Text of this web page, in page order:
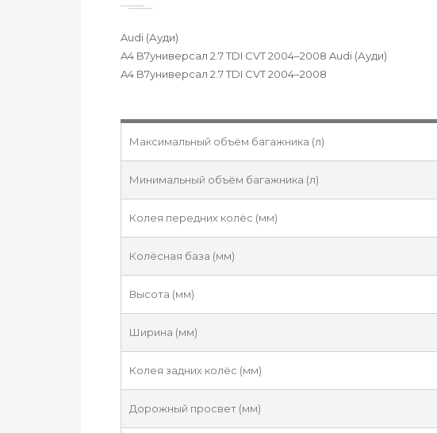
Audi (Ауди)
A4 B7универсал 2.7 TDI CVТ 2004–2008 Audi (Ауди)
A4 B7универсал 2.7 TDI CVТ 2004–2008
Максимальный объём багажника (л)
Минимальный объём багажника (л)
Колея передних колёс (мм)
Колёсная база (мм)
Высота (мм)
Ширина (мм)
Колея задних колёс (мм)
Дорожный просвет (мм)